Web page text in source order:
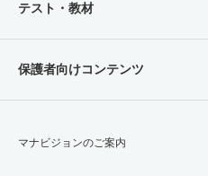
テスト・教材
保護者向けコンテンツ
マナビジョンのご案内